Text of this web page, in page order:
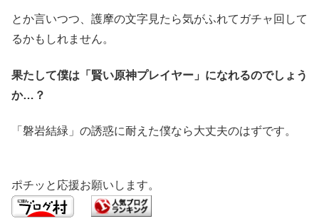
とか言いつつ、護摩の文字見たら気がふれてガチャ回して
るかもしれません。
果たして僕は「賢い原神プレイヤー」になれるのでしょう
か…？
「磐岩結緑」の誘惑に耐えた僕なら大丈夫のはずです。
ポチッと応援お願いします。